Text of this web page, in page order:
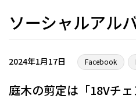
ソーシャルアル
2024年1月17日 Facebook
庭木の剪定は「18Vチェ